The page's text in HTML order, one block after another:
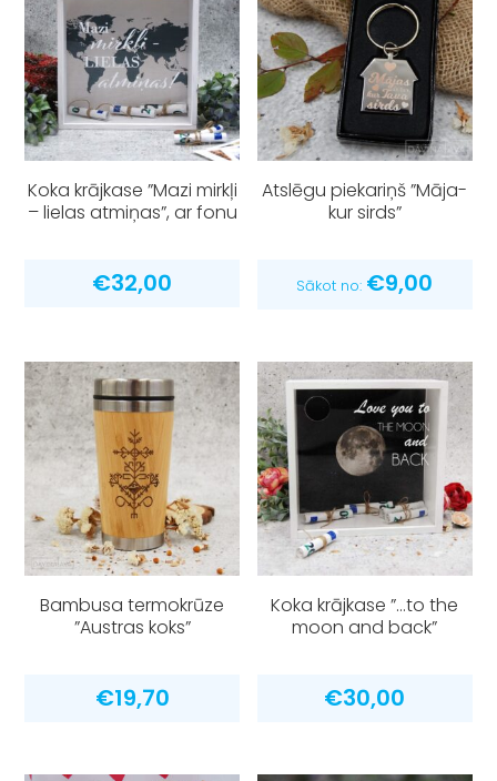
Koka krājkase ”Mazi mirkļi
– lielas atmiņas”, ar fonu
€32,00
Atslēgu piekariņš ”Māja-
kur sirds”
Sākot no: €9,00
Bambusa termokrūze
”Austras koks”
€19,70
Koka krājkase ”…to the
moon and back”
€30,00